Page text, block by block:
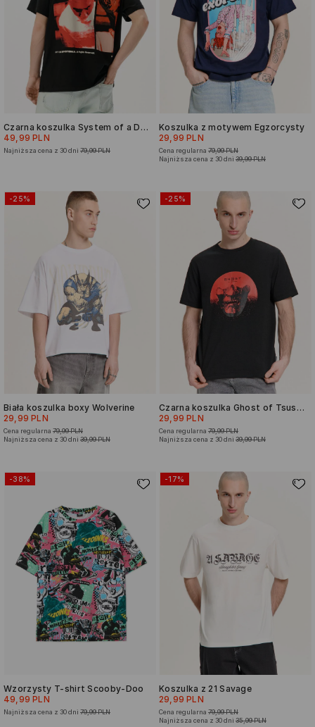
Czarna koszulka System of a Down
49,99 PLN
Najniższa cena z 30 dni 79,99 PLN
Koszulka z motywem Egzorcysty
29,99 PLN
Cena regularna 79,99 PLN
Najniższa cena z 30 dni 39,99 PLN
-25%
Biała koszulka boxy Wolverine
29,99 PLN
Cena regularna 79,99 PLN
Najniższa cena z 30 dni 39,99 PLN
-25%
Czarna koszulka Ghost of Tsushima
29,99 PLN
Cena regularna 79,99 PLN
Najniższa cena z 30 dni 39,99 PLN
-38%
Wzorzysty T-shirt Scooby-Doo
49,99 PLN
Najniższa cena z 30 dni 79,99 PLN
-17%
Koszulka z 21 Savage
29,99 PLN
Cena regularna 79,99 PLN
Najniższa cena z 30 dni 35,99 PLN